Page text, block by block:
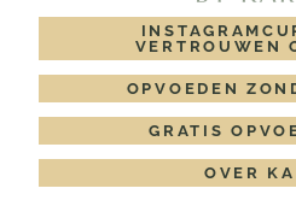
VERTROUWEN
OPVOEDEN
GRATIS
OVER